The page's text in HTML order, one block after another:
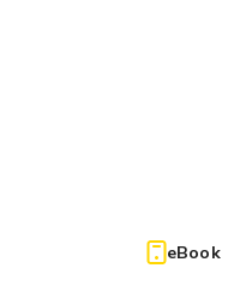
eBook